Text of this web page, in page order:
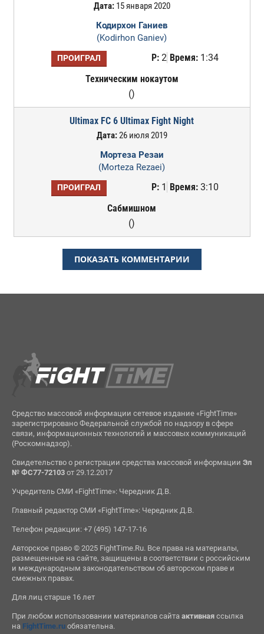
Дата:15 января 2020
Кодирхон Ганиев
(Kodirhon Ganiev)
ПРОИГРАЛ Р:2 Время:1:34
Техническим нокаутом
()
Ultimax FC 6 Ultimax Fight Night
Дата:26 июля 2019
Мортеза Резаи
(Morteza Rezaei)
ПРОИГРАЛ Р:1 Время:3:10
Сабмишном
()
ПОКАЗАТЬ КОММЕНТАРИИ
Средство массовой информации сетевое издание «FightTime»
зарегистрировано Федеральной службой по надзору в сфере
связи, информационных технологий и массовых коммуникаций
(Роскомнадзор).
Свидетельство о регистрации средства массовой информации Эл
№ ФС77-72103от 29.12.2017
Учредитель СМИ «FightTime»: Чередник Д.В.
Главный редактор СМИ «FightTime»: Чередник Д.В.
Телефон редакции: +7 (495) 147-17-16
Авторское право © 2025 FightTime.Ru. Все права на материалы,
размещенные на сайте, защищены в соответствии с российским
и международным законодательством об авторском праве и
смежных правах.
Для лиц старше 16 лет
При любом использовании материалов сайта активнаяссылка
на FightTime.ruобязательна.